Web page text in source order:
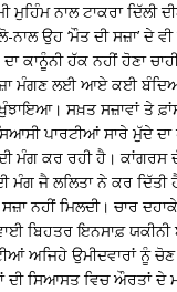
ਮੁਹਿੰਮ ਨਾਲ ਟਾਕਰਾ
ਨਾਲ ਉਹ ‘ਮੌਤ ਦੀ ਸਜ਼ਾ’ ਦੇ
ਕਾਨੂੰਨੀ ਹੱਕ ਨਹੀਂ ਹੋਣਾ
ਮੰਗਣ ਲਈ ਆਏ ਕਈ
ਸਖ਼ਤ ਸਜ਼ਾਵਾਂ ਤੇ
ਪਾਰਟੀਆਂ ਸਾਰੇ ਮੁੱਦੇ
ਮੰਗ ਕਰ ਰਹੀ ਹੈ।
ਮੰਗ ਜੈ ਲਲਿਤਾ ਨੇ ਕਰ
ਨਹੀਂ ਮਿਲਦੀ। ਚਾਰ
ਬਿਹਤਰ ਇਨਸਾਫ਼
ਅਜਿਹੇ ਉਮੀਦਵਾਰਾਂ ਨੂੰ
ਦੀ ਸਿਆਸਤ ਵਿਚ ਔਰਤਾਂ ਦੇ